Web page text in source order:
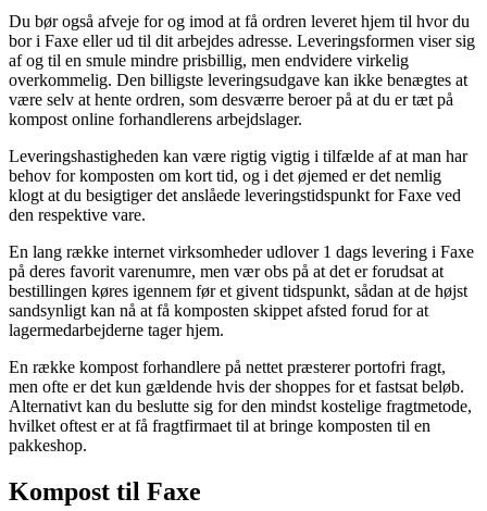
Du bør også afveje for og imod at få ordren leveret hjem til hvor du
bor i Faxe eller ud til dit arbejdes adresse. Leveringsformen viser sig
af og til en smule mindre prisbillig, men endvidere virkelig
overkommelig. Den billigste leveringsudgave kan ikke benægtes at
være selv at hente ordren, som desværre beroer på at du er tæt på
kompost online forhandlerens arbejdslager.
Leveringshastigheden kan være rigtig vigtig i tilfælde af at man har
behov for komposten om kort tid, og i det øjemed er det nemlig
klogt at du besigtiger det anslåede leveringstidspunkt for Faxe ved
den respektive vare.
En lang række internet virksomheder udlover 1 dags levering i Faxe
på deres favorit varenumre, men vær obs på at det er forudsat at
bestillingen køres igennem før et givent tidspunkt, sådan at de højst
sandsynligt kan nå at få komposten skippet afsted forud for at
lagermedarbejderne tager hjem.
En række kompost forhandlere på nettet præsterer portofri fragt,
men ofte er det kun gældende hvis der shoppes for et fastsat beløb.
Alternativt kan du beslutte sig for den mindst kostelige fragtmetode,
hvilket oftest er at få fragtfirmaet til at bringe komposten til en
pakkeshop.
Kompost til Faxe